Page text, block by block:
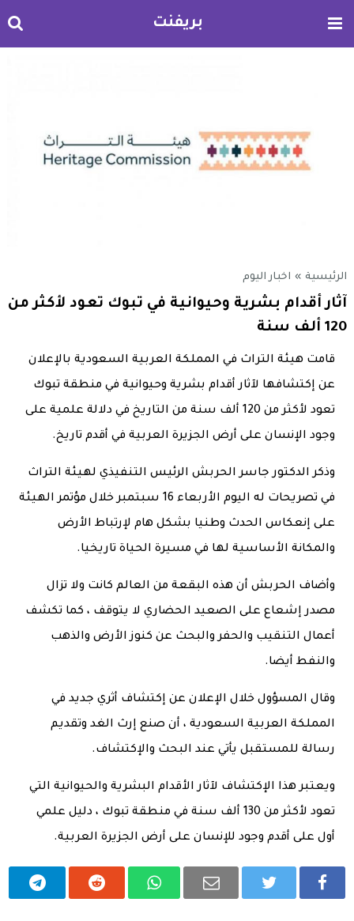
بريفنت
الرئيسية » اخبار اليوم
آثار أقدام بشرية وحيوانية في تبوك تعود لأكثر من
120 ألف سنة
قامت هيئة التراث في المملكة العربية السعودية بالإعلان
عن إكتشافها لآثار أقدام بشرية وحيوانية في منطقة تبوك
تعود لأكثر من 120 ألف سنة من التاريخ في دلالة علمية على
وجود الإنسان على أرض الجزيرة العربية في أقدم تاريخ.
وذكر الدكتور جاسر الحربش الرئيس التنفيذي لهيئة التراث
في تصريحات له اليوم الأربعاء 16 سبتمبر خلال مؤتمر الهيئة
على إنعكاس الحدث وطنيا بشكل هام لإرتباط الأرض
والمكانة الأساسية لها في مسيرة الحياة تاريخيا.
وأضاف الحربش أن هذه البقعة من العالم كانت ولا تزال
مصدر إشعاع على الصعيد الحضاري لا يتوقف ، كما تكشف
أعمال التنقيب والحفر والبحث عن كنوز الأرض والذهب
والنفط أيضا.
وقال المسؤول خلال الإعلان عن إكتشاف أثري جديد في
المملكة العربية السعودية ، أن صنع إرث الغد وتقديم
رسالة للمستقبل يأتي عند البحث والإكتشاف.
ويعتبر هذا الإكتشاف لآثار الأقدام البشرية والحيوانية التي
تعود لأكثر من 130 ألف سنة في منطقة تبوك ، دليل علمي
أول على أقدم وجود للإنسان على أرض الجزيرة العربية.